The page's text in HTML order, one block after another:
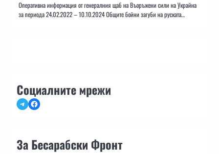
Оперативна информация от генералния щаб на Въоръжени сили на Украйна
за периода 24.02.2022 – 10.10.2024 Общите бойни загуби на руската…
Социалните мрежи
TelegramFacebook
За Бесарабски Фронт